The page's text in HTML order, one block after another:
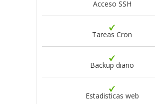
Acceso SSH
Tareas Cron
Backup diario
Estadisticas web